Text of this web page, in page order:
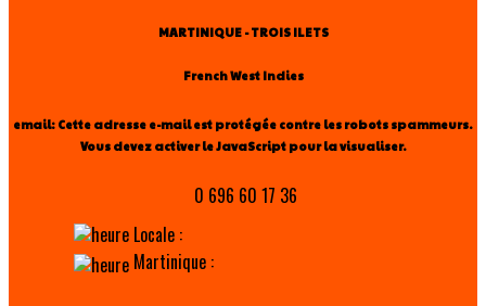
MARTINIQUE - TROIS ILETS
French West Indies
email: Cette adresse e-mail est protégée contre les robots spammeurs.
Vous devez activer le JavaScript pour la visualiser.
0 696 60 17 36
Locale :
Martinique :